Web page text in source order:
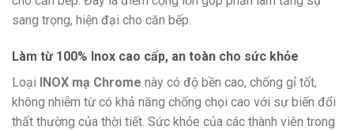
sang trọng, hiện đại cho căn bếp.
Làm từ 100% Inox cao cấp, an toàn cho sức khỏe
Loại INOX mạ Chrome này có độ bền cao, chống gỉ tốt,
không nhiễm từ có khả năng chống chọi cao với sự biến đổi
thất thường của thời tiết. Sức khỏe của các thành viên trong